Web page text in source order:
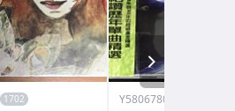
Y5806780690